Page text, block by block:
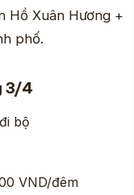
Hồ Xuân Hương +
phố.
3/4
bộ
VND/đêm